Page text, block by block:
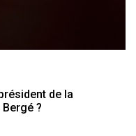
de la
?